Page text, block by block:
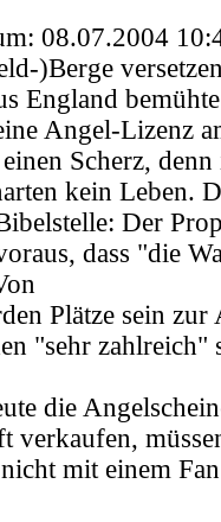
08.07.2004
)Berge
England
Angel-Lizenz
Scherz,
kein Leben.
Der
dass "die
Plätze sein zur
"sehr zahlreich"
die
verkaufen,
mit einem